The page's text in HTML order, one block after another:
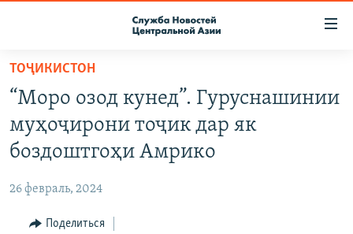
Вернуться
основному
содержанию
Вернутся
главной
навигации
Вернутся
О ПРОЕКТЕ
ПОДПИСКА
КОНТАКТЫ
НАСТОЯЩЕЕ ВРЕМЯ
МИГРАНТ МЕДИА
ТОҶИКИСТОН
“Моро озод кунед”. Гуруснашинии
муҳоҷирони тоҷик дар як
боздоштгоҳи Амрико
26 февраль, 2024
Поделиться